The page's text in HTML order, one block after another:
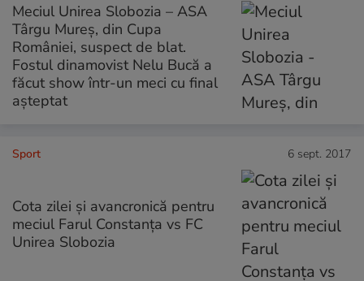
Meciul Unirea Slobozia – ASA
Târgu Mureș, din Cupa
României, suspect de blat.
Fostul dinamovist Nelu Bucă a
făcut show într-un meci cu final
așteptat
Sport 6 sept. 2017
Cota zilei și avancronică pentru
meciul Farul Constanța vs FC
Unirea Slobozia